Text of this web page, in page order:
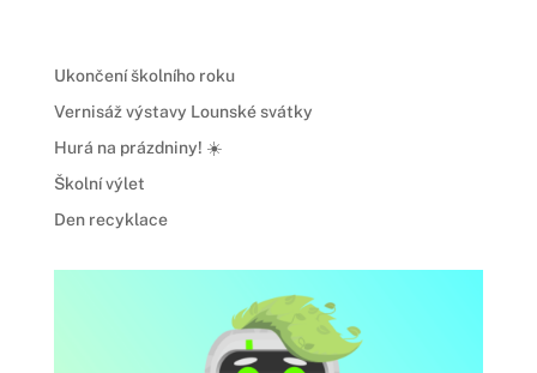
Ukončení školního roku
Vernisáž výstavy Lounské svátky
Hurá na prázdniny! ☀️
Školní výlet
Den recyklace